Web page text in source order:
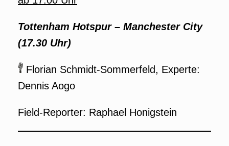
Tottenham Hotspur – Manchester City
(17.30 Uhr)
Florian Schmidt-Sommerfeld, Experte:
Dennis Aogo
Field-Reporter: Raphael Honigstein